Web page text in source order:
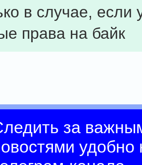
в случае, если
права на байк
за